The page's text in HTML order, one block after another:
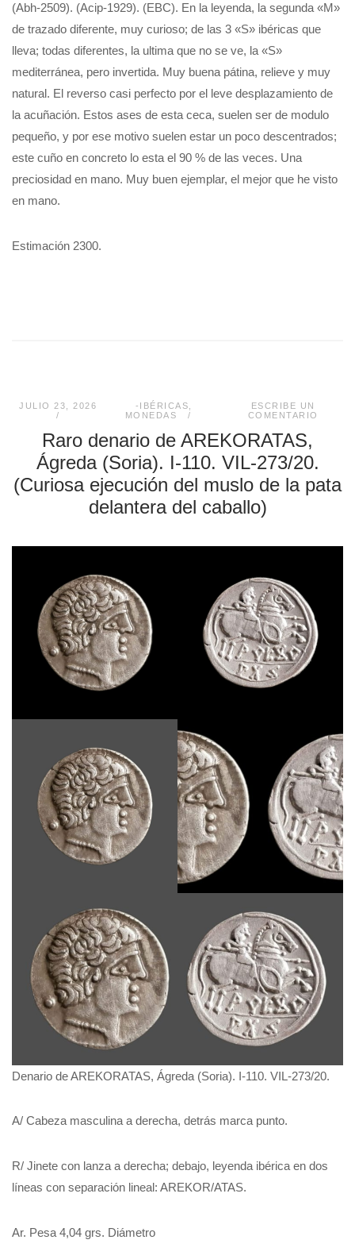
(Abh-2509). (Acip-1929). (EBC). En la leyenda, la segunda «M»
de trazado diferente, muy curioso; de las 3 «S» ibéricas que
lleva; todas diferentes, la ultima que no se ve, la «S»
mediterránea, pero invertida. Muy buena pátina, relieve y muy
natural. El reverso casi perfecto por el leve desplazamiento de
la acuñación. Estos ases de esta ceca, suelen ser de modulo
pequeño, y por ese motivo suelen estar un poco descentrados;
este cuño en concreto lo esta el 90 % de las veces. Una
preciosidad en mano. Muy buen ejemplar, el mejor que he visto
en mano.
Estimación 2300.
JULIO 23, 2026 -IBÉRICAS
MONEDAS
ESCRIBE UN
COMENTARIO
Raro denario de AREKORATAS,
Ágreda (Soria). I-110. VIL-273/20.
(Curiosa ejecución del muslo de la pata
delantera del caballo)
Denario de AREKORATAS, Ágreda (Soria). I-110. VIL-273/20.
A/ Cabeza masculina a derecha, detrás marca punto.
R/ Jinete con lanza a derecha; debajo, leyenda ibérica en dos
líneas con separación lineal: AREKOR/ATAS.
Ar. Pesa 4,04 grs. Diámetro